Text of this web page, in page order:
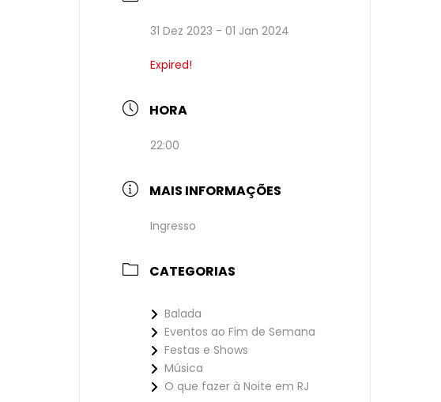
31 Dez 2023 - 01 Jan 2024
Expired!
HORA
22:00
MAIS INFORMAÇÕES
Ingresso
CATEGORIAS
Balada
Eventos ao Fim de Semana
Festas e Shows
Música
O que fazer à Noite em RJ